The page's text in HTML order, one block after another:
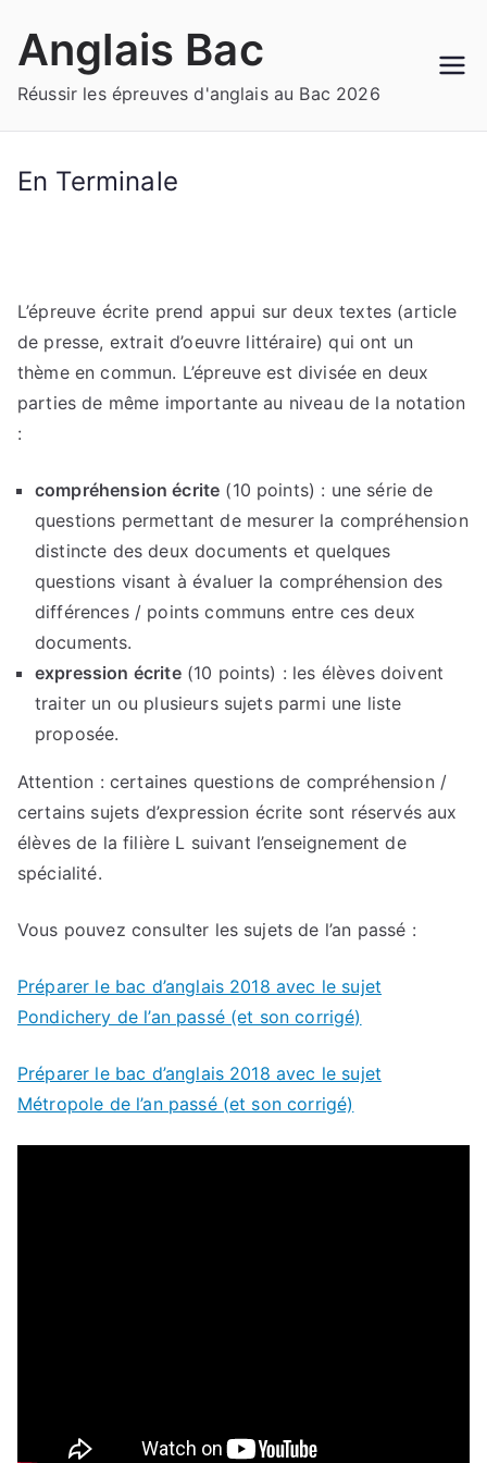
Anglais Bac
Réussir les épreuves d'anglais au Bac 2026
En Terminale
L’épreuve écrite prend appui sur deux textes (article
de presse, extrait d’oeuvre littéraire) qui ont un
thème en commun. L’épreuve est divisée en deux
parties de même importante au niveau de la notation
:
compréhension écrite (10 points) : une série de
questions permettant de mesurer la compréhension
distincte des deux documents et quelques
questions visant à évaluer la compréhension des
différences / points communs entre ces deux
documents.
expression écrite(10 points) : les élèves doivent
traiter un ou plusieurs sujets parmi une liste
proposée.
Attention : certaines questions de compréhension /
certains sujets d’expression écrite sont réservés aux
élèves de la filière L suivant l’enseignement de
spécialité.
Vous pouvez consulter les sujets de l’an passé :
Préparer le bac d’anglais 2018 avec le sujet
Pondichery de l’an passé (et son corrigé)
Préparer le bac d’anglais 2018 avec le sujet
Métropole de l’an passé (et son corrigé)